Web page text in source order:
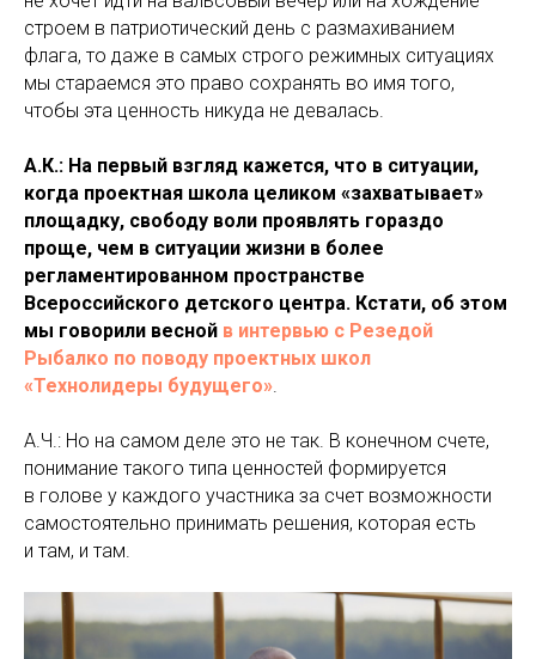
строем в патриотический день с размахиванием
флага, то даже в самых строго режимных ситуациях
мы стараемся это право сохранять во имя того,
чтобы эта ценность никуда не девалась.
А.К.: На первый взгляд кажется, что в ситуации,
когда проектная школа целиком «захватывает»
площадку, свободу воли проявлять гораздо
проще, чем в ситуации жизни в более
регламентированном пространстве
Всероссийского детского центра. Кстати, об этом
мы говорили весной в интервью с Резедой
Рыбалко по поводу проектных школ
«Технолидеры будущего»
А.Ч.: Но на самом деле это не так. В конечном счете,
понимание такого типа ценностей формируется
в голове у каждого участника за счет возможности
самостоятельно принимать решения, которая есть
и там, и там.